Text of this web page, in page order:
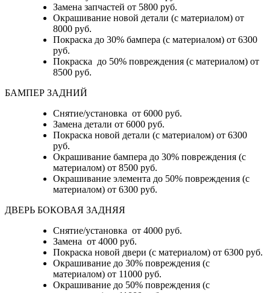
Замена запчастей от 5800 руб.
Окрашивание новой детали (с материалом) от
8000 руб.
Покраска до 30% бампера (с материалом) от 6300
руб.
Покраска до 50% повреждения (с материалом) от
8500 руб.
БАМПЕР ЗАДНИЙ
Снятие/установка от 6000 руб.
Замена детали от 6000 руб.
Покраска новой детали (с материалом) от 6300
руб.
Окрашивание бампера до 30% повреждения (с
материалом) от 8500 руб.
Окрашивание элемента до 50% повреждения (с
материалом) от 6300 руб.
ДВЕРЬ БОКОВАЯ ЗАДНЯЯ
Снятие/установка от 4000 руб.
Замена от 4000 руб.
Покраска новой двери (с материалом) от 6300 руб.
Окрашивание до 30% повреждения (с
материалом) от 11000 руб.
Окрашивание до 50% повреждения (с